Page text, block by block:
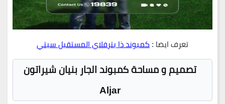
تعرف ايضا :كمبوند ذا بترفلاي المستقبل سيتي
تصميم و مساحة كمبوند الجار بنيان شيراتون
Aljar